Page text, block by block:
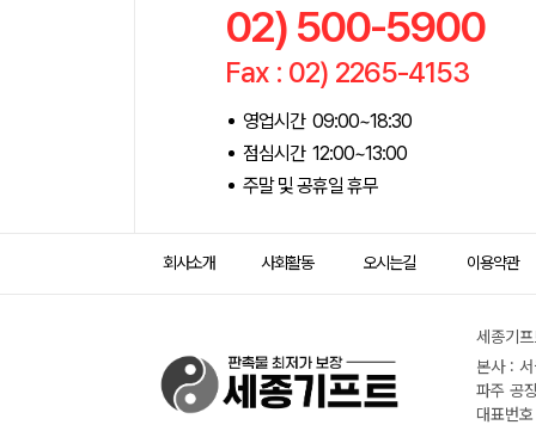
02) 500-5900
Fax : 02) 2265-4153
영업시간 09:00~18:30
점심시간 12:00~13:00
주말 및 공휴일 휴무
회사소개 사회활동 오시는길 이용약관
세종기
본사 :
파주 공
대표번